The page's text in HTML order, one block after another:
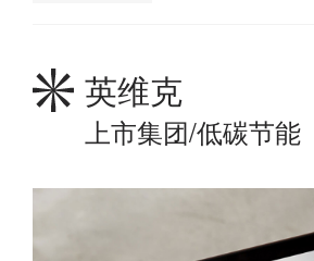
机
遇,HHAN
并
迎
英维克
上市集团/低碳节能